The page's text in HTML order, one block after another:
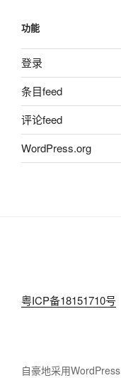
功能
登录
条目feed
评论feed
WordPress.org
粤ICP备18151710号
自豪地采用WordPress